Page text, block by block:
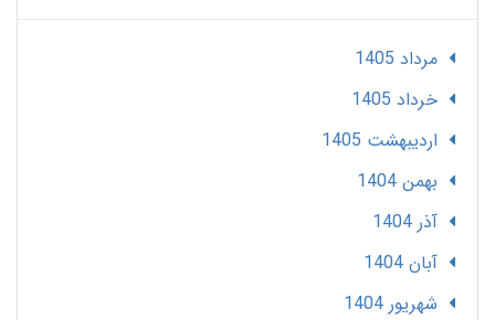
مرداد 1405
خرداد 1405
ارديبهشت 1405
بهمن 1404
آذر 1404
آبان 1404
شهریور 1404